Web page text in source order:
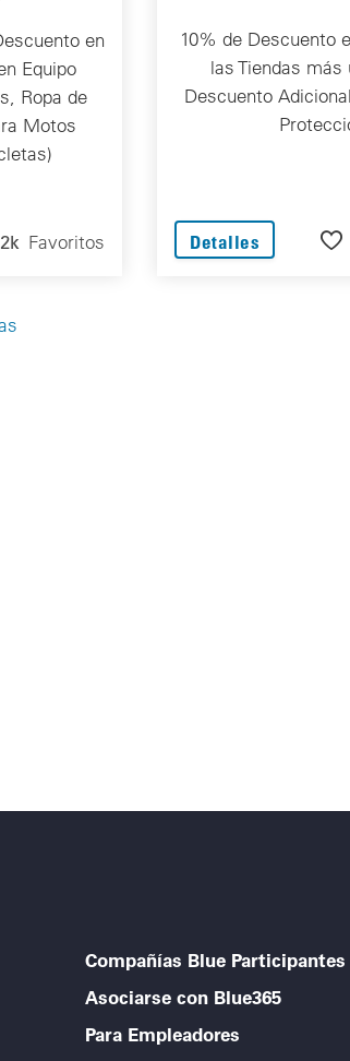
en
Equipo
Ropa de
Motos
Favoritos
10% de Descuento
las Tiendas más
Descuento
Detalles
Compañías Blue Participantes
Asociarse con Blue365
Para Empleadores